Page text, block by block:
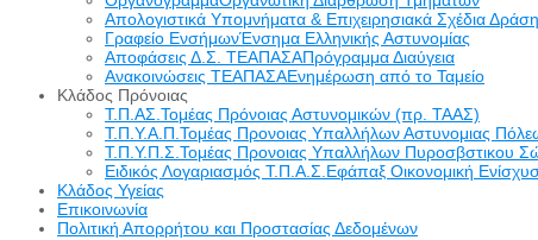
Απολογιστικά Υπομνήματα & Επιχειρησιακά Σχέδια
Γραφείο ΕνσήμωνΈνσημα Ελληνικής Αστυνομίας
Αποφάσεις Δ.Σ. ΤΕΑΠΑΣΑΠρόγραμμα Διαύγεια
Ανακοινώσεις ΤΕΑΠΑΣΑΕνημέρωση από το Ταμείο
Κλάδος Πρόνοιας
Τ.Π.ΑΣ.Τομέας Πρόνοιας Αστυνομικών (πρ. ΤΑΑΣ)
Τ.Π.Υ.Α.Π.Τομέας Προνοιας Υπαλλήλων Αστυνομιας
Τ.Π.Υ.Π.Σ.Τομέας Προνοιας Υπαλλήλων Πυροσβστικου
Ειδικός Λογαριασμός Τ.Π.Α.Σ.Εφάπαξ Οικονομική
Κλάδος Υγείας
Επικοινωνία
Πολιτική Απορρήτου και Προστασίας Δεδομένων